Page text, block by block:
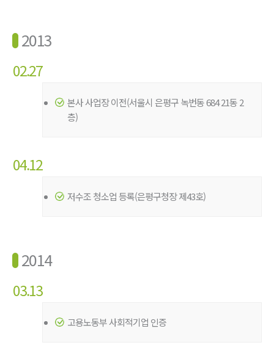
2013
02.27
본사 사업장 이전(서울시 은평구 녹번동 684 21동 2
층)
04.12
저수조 청소업 등록(은평구청장 제43호)
2014
03.13
고용노동부 사회적기업 인증